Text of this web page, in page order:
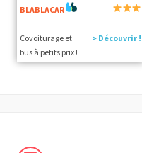
BLABLACAR
Covoiturage et
bus à petits prix !
> Découvrir !